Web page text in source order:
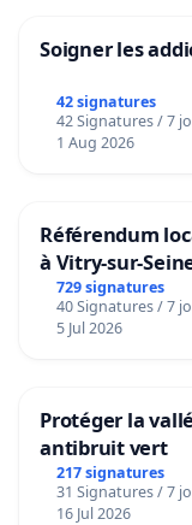
Soigner les
42 signatures
42 Signatures / 7
1 Aug 2026
Référendum
à Vitry-sur-
729 signatures
40 Signatures / 7
5 Jul 2026
Protéger la
antibruit vert
217 signatures
31 Signatures / 7
16 Jul 2026